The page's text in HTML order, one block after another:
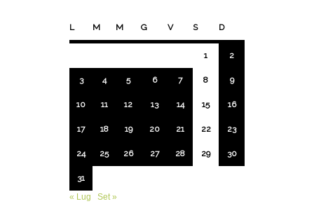
L M M G V S D
1 2
3 4 5 6 7 8 9
10 11 12 13 14 15 16
17 18 19 20 21 22 23
24 25 26 27 28 29 30
31
« Lug
Set »